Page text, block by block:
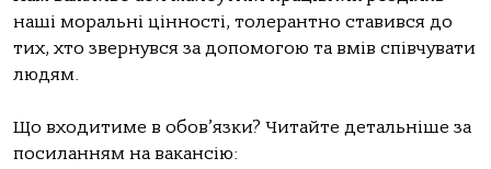
наші моральні цінності, толерантно ставився до
тих, хто звернувся за допомогою та вмів співчувати
людям.
Що входитиме в обов’язки? Читайте детальніше за
посиланням на вакансію: